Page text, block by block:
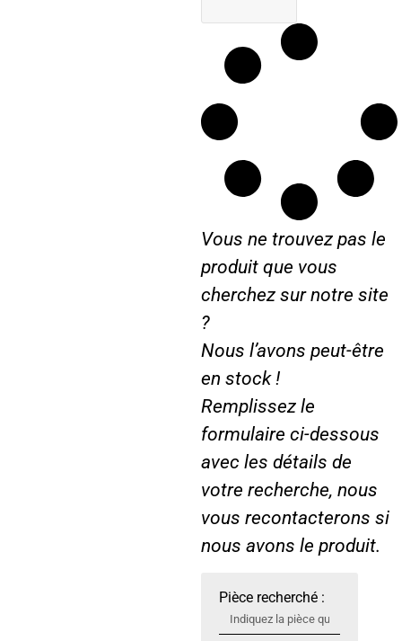
Vous ne trouvez pas le
produit que vous
cherchez sur notre site
?
Nous l’avons peut-être
en stock !
Remplissez le
formulaire ci-dessous
avec les détails de
votre recherche, nous
vous recontacterons si
nous avons le produit.
Pièce recherché :